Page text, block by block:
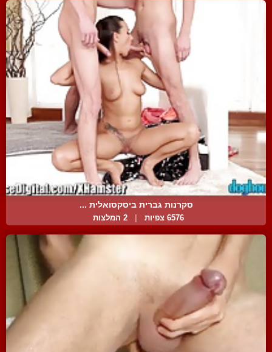
סקרנות גברית ביסקסואלית ...
6576 צפיות 2 המלצות